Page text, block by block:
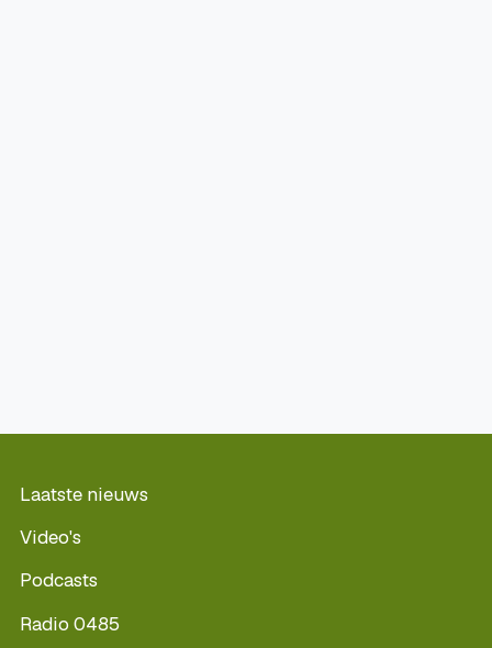
Laatste nieuws
Video's
Podcasts
Radio 0485